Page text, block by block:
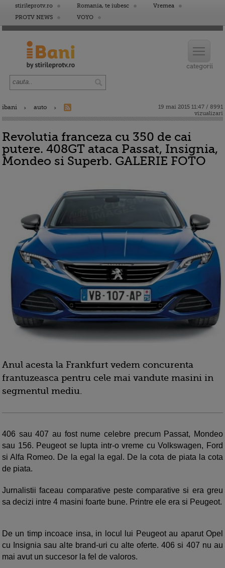
stirileprotv.ro Romania, te iubesc
Vremea
PROTV NEWS
VOYO
ibani auto
19 mai 2015 11:47 / 8991
vizualizari
Revolutia franceza cu 350 de cai
putere. 408GT ataca Passat, Insignia,
Mondeo si Superb. GALERIE FOTO
Anul acesta la Frankfurt vedem concurenta
frantuzeasca pentru cele mai vandute masini in
segmentul mediu.
406 sau 407 au fost nume celebre precum Passat, Mondeo
sau 156. Peugeot se lupta intr-o vreme cu Volkswagen, Ford
si Alfa Romeo. De la egal la egal. De la cota de piata la cota
de piata.
Jurnalistii faceau comparative peste comparative si era greu
sa decizi intre 4 masini foarte bune. Printre ele era si Peugeot.
De un timp incoace insa, in locul lui Peugeot au aparut Opel
cu Insignia sau alte brand-uri cu alte oferte. 406 si 407 nu au
mai avut un succesor la fel de valoros.